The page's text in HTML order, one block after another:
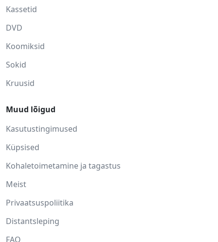
Kassetid
DVD
Koomiksid
Sokid
Kruusid
Muud lõigud
Kasutustingimused
Küpsised
Kohaletoimetamine ja tagastus
Meist
Privaatsuspoliitika
Distantsleping
FAQ